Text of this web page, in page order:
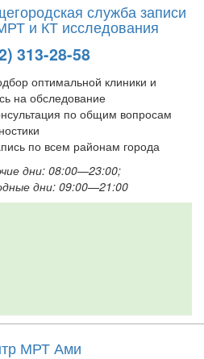
служба записи
и КТ исследования
313-28-58
оптимальной клиники и
на обследование
по общим вопросам
по всем районам города
дни: 08:00—23:00;
дни: 09:00—21:00
МРТ Ами